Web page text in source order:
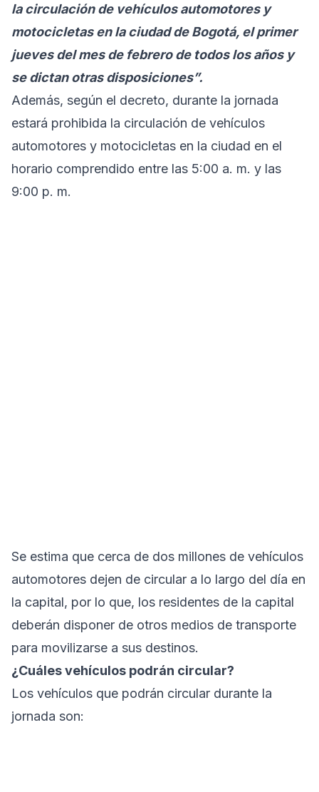
la circulación de vehículos automotores y
motocicletas en la ciudad de Bogotá, el primer
jueves del mes de febrero de todos los años y
se dictan otras disposiciones”.
Además, según el decreto, durante la jornada
estará prohibida la circulación de vehículos
automotores y motocicletas en la ciudad en el
horario comprendido entre las 5:00 a. m. y las
9:00 p. m.
Se estima que cerca de dos millones de vehículos
automotores dejen de circular a lo largo del día en
la capital, por lo que, los residentes de la capital
deberán disponer de otros medios de transporte
para movilizarse a sus destinos.
¿Cuáles vehículos podrán circular?
Los vehículos que podrán circular durante la
jornada son: